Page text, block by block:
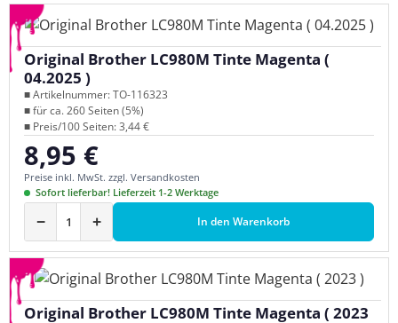
Original Brother LC980M Tinte Magenta (
04.2025 )
■ Artikelnummer: TO-116323
■ für ca. 260 Seiten (5%)
■ Preis/100 Seiten: 3,44 €
Regulärer Preis:
8,95 €
Preise inkl. MwSt. zzgl. Versandkosten
Sofort lieferbar! Lieferzeit 1-2 Werktage
− + In den Warenkorb
Original Brother LC980M Tinte Magenta ( 2023